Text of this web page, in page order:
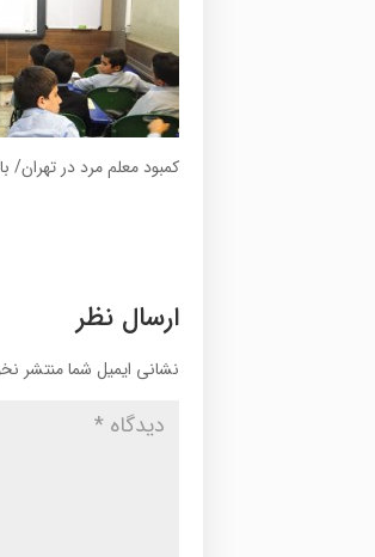
کمبود معلم مرد در تهران/
ارسال نظر
نشانی ایمیل شما منتشر